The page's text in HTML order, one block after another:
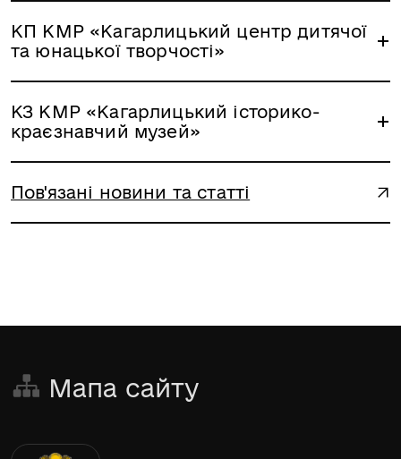
КП КМР «Кагарлицький центр дитячої
та юнацької творчості»
КЗ КМР «Кагарлицький історико-
краєзнавчий музей»
Пов'язані новини та статті
Мапа сайту